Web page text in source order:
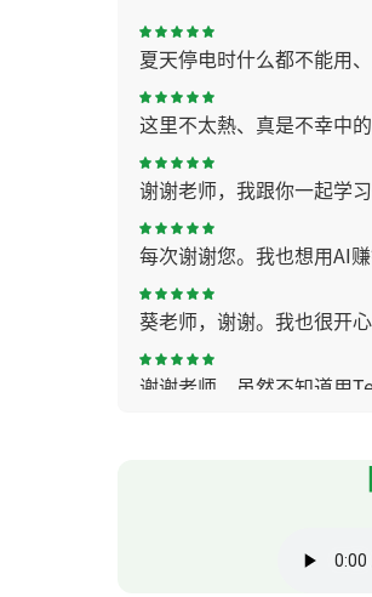
夏天停电时什么都不能用
这里不太熱、真是不幸中
谢谢老师，我跟你一起学
每次谢谢您。我也想用AI
葵老师，谢谢。我也很开
谢谢老师。虽然不知道用